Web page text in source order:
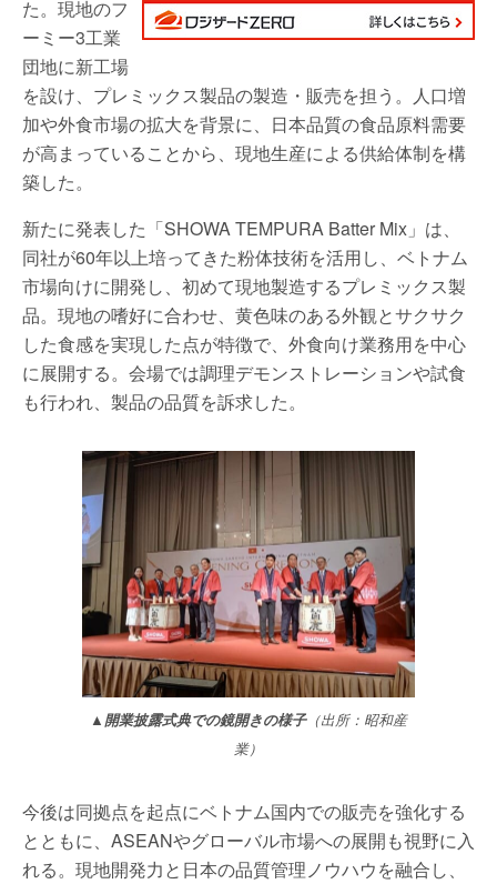
た。現地のフ
ーミー3工業
団地に新工場
を設け、プレミックス製品の製造・販売を担う。人口増
加や外食市場の拡大を背景に、日本品質の食品原料需要
が高まっていることから、現地生産による供給体制を構
築した。
新たに発表した「SHOWA TEMPURA Batter Mix」は、
同社が60年以上培ってきた粉体技術を活用し、ベトナム
市場向けに開発し、初めて現地製造するプレミックス製
品。現地の嗜好に合わせ、黄色味のある外観とサクサク
した食感を実現した点が特徴で、外食向け業務用を中心
に展開する。会場では調理デモンストレーションや試食
も行われ、製品の品質を訴求した。
▲開業披露式典での鏡開きの様子（出所：昭和産
業）
今後は同拠点を起点にベトナム国内での販売を強化する
とともに、ASEANやグローバル市場への展開も視野に入
れる。現地開発力と日本の品質管理ノウハウを融合し、